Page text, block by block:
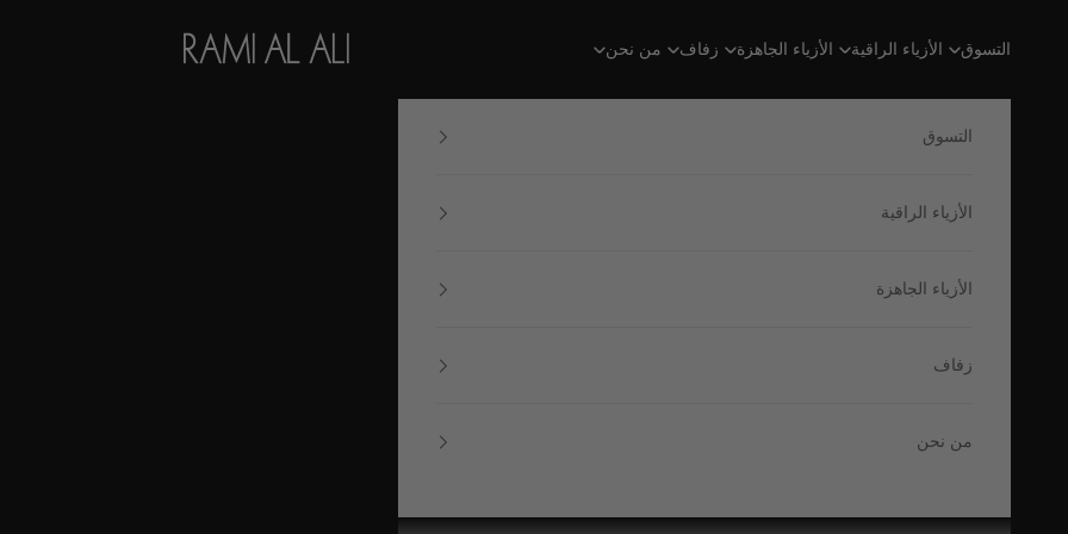
Ramialali
التسوق الأزياء الراقية الأزياء الجاهزة زفاف من نحن
التسوق
الأزياء الراقية
الأزياء الجاهزة
زفاف
من نحن